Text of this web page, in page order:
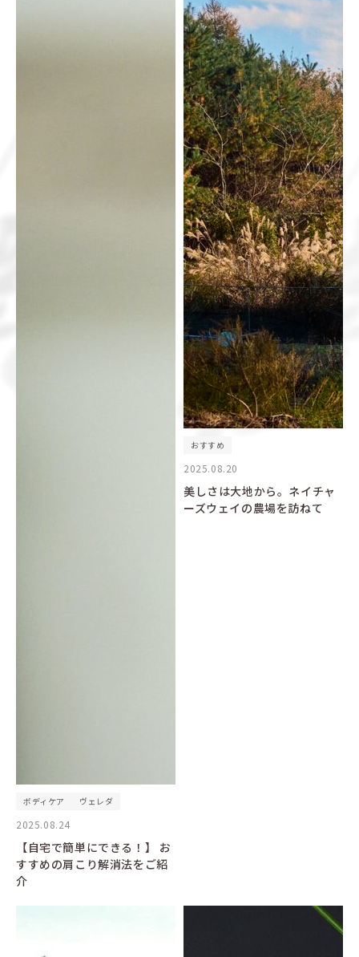
ボディケア ヴェレダ
2025.08.24
【自宅で簡単にできる！】 お
すすめの肩こり解消法をご紹
介
おすすめ
2025.08.20
美しさは大地から。ネイチャ
ーズウェイの農場を訪ねて